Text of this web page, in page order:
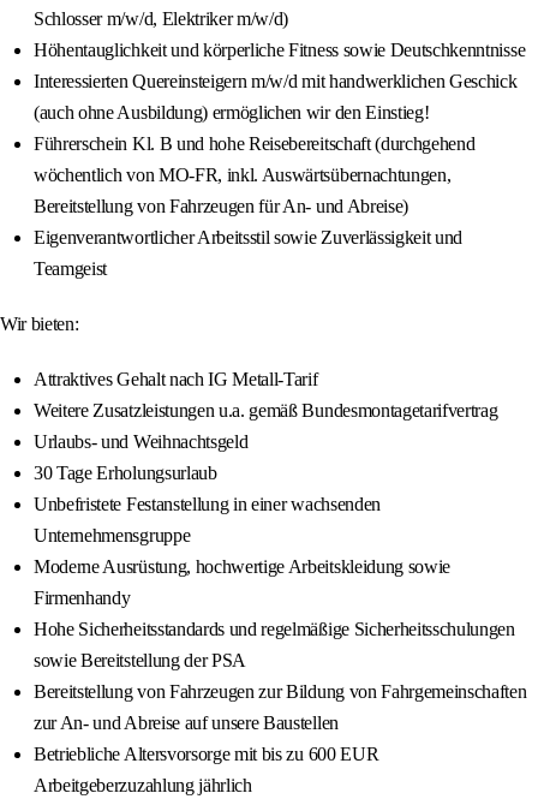
Schlosser m/w/d, Elektriker m/w/d)
Höhentauglichkeit und körperliche Fitness sowie Deutschkenntnisse
Interessierten Quereinsteigern m/w/d mit handwerklichen Geschick
(auch ohne Ausbildung) ermöglichen wir den Einstieg!
Führerschein Kl. B und hohe Reisebereitschaft (durchgehend
wöchentlich von MO-FR, inkl. Auswärtsübernachtungen,
Bereitstellung von Fahrzeugen für An- und Abreise)
Eigenverantwortlicher Arbeitsstil sowie Zuverlässigkeit und
Teamgeist
Wir bieten:
Attraktives Gehalt nach IG Metall-Tarif
Weitere Zusatzleistungen u.a. gemäß Bundesmontagetarifvertrag
Urlaubs- und Weihnachtsgeld
30 Tage Erholungsurlaub
Unbefristete Festanstellung in einer wachsenden
Unternehmensgruppe
Moderne Ausrüstung, hochwertige Arbeitskleidung sowie
Firmenhandy
Hohe Sicherheitsstandards und regelmäßige Sicherheitsschulungen
sowie Bereitstellung der PSA
Bereitstellung von Fahrzeugen zur Bildung von Fahrgemeinschaften
zur An- und Abreise auf unsere Baustellen
Betriebliche Altersvorsorge mit bis zu 600 EUR
Arbeitgeberzuzahlung jährlich